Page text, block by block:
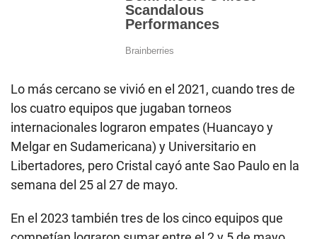
Lo más cercano se vivió en el 2021, cuando tres de
los cuatro equipos que jugaban torneos
internacionales lograron empates (Huancayo y
Melgar en Sudamericana) y Universitario en
Libertadores, pero Cristal cayó ante Sao Paulo en la
semana del 25 al 27 de mayo.
En el 2023 también tres de los cinco equipos que